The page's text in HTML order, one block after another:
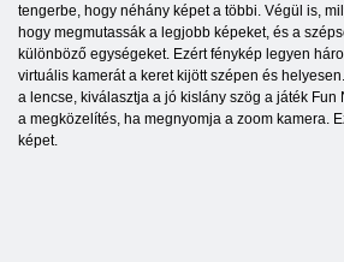
tengerbe, hogy néhány képet a többi. Végül is,
hogy megmutassák a legjobb képeket, és a
különböző egységeket. Ezért fénykép legyen
virtuális kamerát a keret kijött szépen és
a lencse, kiválasztja a jó kislány szög a játék Fun
a megközelítés, ha megnyomja a zoom kamera.
képet.